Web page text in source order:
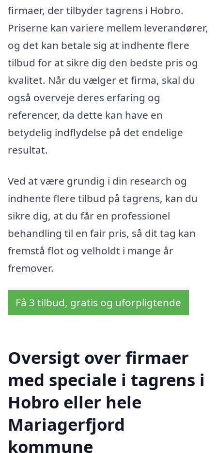
firmaer, der tilbyder tagrens i Hobro.
Priserne kan variere mellem leverandører,
og det kan betale sig at indhente flere
tilbud for at sikre dig den bedste pris og
kvalitet. Når du vælger et firma, skal du
også overveje deres erfaring og
referencer, da dette kan have en
betydelig indflydelse på det endelige
resultat.
Ved at være grundig i din research og
indhente flere tilbud på tagrens, kan du
sikre dig, at du får en professionel
behandling til en fair pris, så dit tag kan
fremstå flot og velholdt i mange år
fremover.
Få 3 tilbud, gratis og uforpligtende
Oversigt over firmaer
med speciale i tagrens i
Hobro eller hele
Mariagerfjord
kommune